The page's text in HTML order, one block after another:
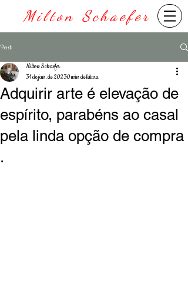
Milton Schaefer
Post
Adquirir arte é elevação de
espírito, parabéns ao casal
pela linda opção de compra
.
Milton Schaefer
31 de jan. de 20230 min de leitura